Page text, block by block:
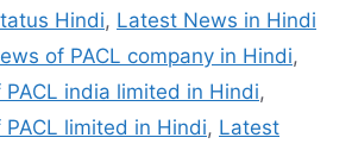
Hindi, Latest News in Hindi
of PACL company in Hindi,
india limited in Hindi,
limited in Hindi, Latest